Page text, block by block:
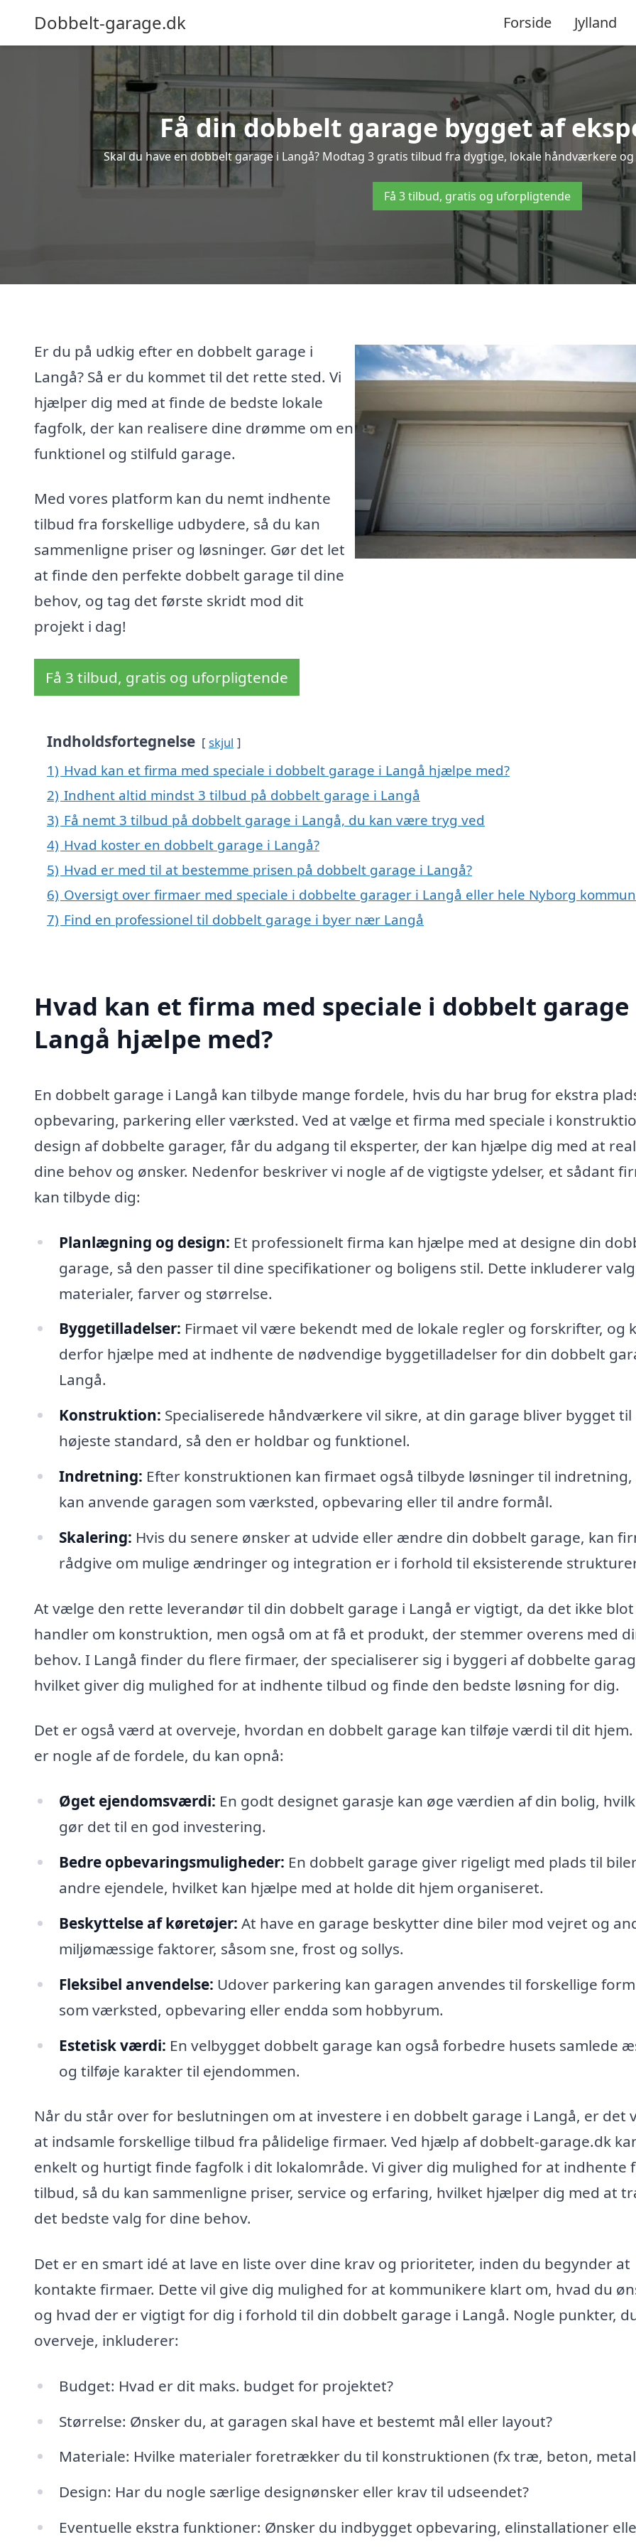
Dobbelt-garage.dk Forside Jylland
Få din dobbelt garage bygget af
Skal du have en dobbelt garage i Langå? Modtag 3 gratis tilbud fra dygtige, lokale håndværkere
Få 3 tilbud, gratis og uforpligtende
Er du på udkig efter en dobbelt garage i
Langå? Så er du kommet til det rette sted. Vi
hjælper dig med at finde de bedste lokale
fagfolk, der kan realisere dine drømme om en
funktionel og stilfuld garage.
Med vores platform kan du nemt indhente
tilbud fra forskellige udbydere, så du kan
sammenligne priser og løsninger. Gør det let
at finde den perfekte dobbelt garage til dine
behov, og tag det første skridt mod dit
projekt i dag!
Få 3 tilbud, gratis og uforpligtende
Indholdsfortegnelse skjul
1) Hvad kan et firma med speciale i dobbelt garage i Langå hjælpe med?
2) Indhent altid mindst 3 tilbud på dobbelt garage i Langå
3) Få nemt 3 tilbud på dobbelt garage i Langå, du kan være tryg ved
4) Hvad koster en dobbelt garage i Langå?
5) Hvad er med til at bestemme prisen på dobbelt garage i Langå?
6) Oversigt over firmaer med speciale i dobbelte garager i Langå eller hele Nyborg
7) Find en professionel til dobbelt garage i byer nær Langå
Hvad kan et firma med speciale i dobbelt garage
Langå hjælpe med?
En dobbelt garage i Langå kan tilbyde mange fordele, hvis du har brug for ekstra
opbevaring, parkering eller værksted. Ved at vælge et firma med speciale i
design af dobbelte garager, får du adgang til eksperter, der kan hjælpe dig med at
dine behov og ønsker. Nedenfor beskriver vi nogle af de vigtigste ydelser, et sådant
kan tilbyde dig:
Planlægning og design: Et professionelt firma kan hjælpe med at designe din
garage, så den passer til dine specifikationer og boligens stil. Dette inkluderer
materialer, farver og størrelse.
Byggetilladelser: Firmaet vil være bekendt med de lokale regler og forskrifter, og
derfor hjælpe med at indhente de nødvendige byggetilladelser for din dobbelt
Langå.
Konstruktion: Specialiserede håndværkere vil sikre, at din garage bliver bygget til
højeste standard, så den er holdbar og funktionel.
Indretning: Efter konstruktionen kan firmaet også tilbyde løsninger til indretning,
kan anvende garagen som værksted, opbevaring eller til andre formål.
Skalering: Hvis du senere ønsker at udvide eller ændre din dobbelt garage, kan
rådgive om mulige ændringer og integration er i forhold til eksisterende
At vælge den rette leverandør til din dobbelt garage i Langå er vigtigt, da det ikke blot
handler om konstruktion, men også om at få et produkt, der stemmer overens med
behov. I Langå finder du flere firmaer, der specialiserer sig i byggeri af dobbelte
hvilket giver dig mulighed for at indhente tilbud og finde den bedste løsning for dig.
Det er også værd at overveje, hvordan en dobbelt garage kan tilføje værdi til dit hjem.
er nogle af de fordele, du kan opnå:
Øget ejendomsværdi: En godt designet garasje kan øge værdien af din bolig,
gør det til en god investering.
Bedre opbevaringsmuligheder: En dobbelt garage giver rigeligt med plads til
andre ejendele, hvilket kan hjælpe med at holde dit hjem organiseret.
Beskyttelse af køretøjer: At have en garage beskytter dine biler mod vejret og
miljømæssige faktorer, såsom sne, frost og sollys.
Fleksibel anvendelse: Udover parkering kan garagen anvendes til forskellige
som værksted, opbevaring eller endda som hobbyrum.
Estetisk værdi: En velbygget dobbelt garage kan også forbedre husets samlede
og tilføje karakter til ejendommen.
Når du står over for beslutningen om at investere i en dobbelt garage i Langå, er det
at indsamle forskellige tilbud fra pålidelige firmaer. Ved hjælp af dobbelt-garage.dk
enkelt og hurtigt finde fagfolk i dit lokalområde. Vi giver dig mulighed for at indhente
tilbud, så du kan sammenligne priser, service og erfaring, hvilket hjælper dig med at
det bedste valg for dine behov.
Det er en smart idé at lave en liste over dine krav og prioriteter, inden du begynder at
kontakte firmaer. Dette vil give dig mulighed for at kommunikere klart om, hvad du
og hvad der er vigtigt for dig i forhold til din dobbelt garage i Langå. Nogle punkter,
overveje, inkluderer:
Budget: Hvad er dit maks. budget for projektet?
Størrelse: Ønsker du, at garagen skal have et bestemt mål eller layout?
Materiale: Hvilke materialer foretrækker du til konstruktionen (fx træ, beton,
Design: Har du nogle særlige designønsker eller krav til udseendet?
Eventuelle ekstra funktioner: Ønsker du indbygget opbevaring, elinstallationer